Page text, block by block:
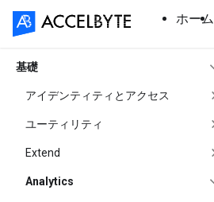
ホーム
基礎
アイデンティティとアクセス
ユーティリティ
Extend
Analytics